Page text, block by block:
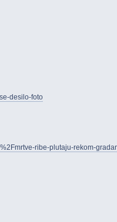
desilo-foto
ribe-plutaju-rekom-